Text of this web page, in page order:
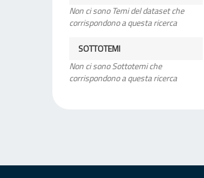
Non ci sono Temi del dataset che
corrispondono a questa ricerca
SOTTOTEMI
Non ci sono Sottotemi che
corrispondono a questa ricerca